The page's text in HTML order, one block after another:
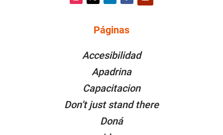
Facebook
Páginas
Accesibilidad
Apadrina
Capacitacion
Don’t just stand there
Doná